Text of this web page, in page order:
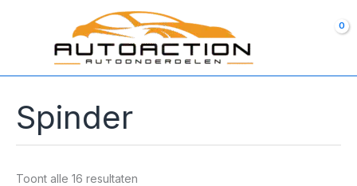
Spinder
Toont alle 16 resultaten